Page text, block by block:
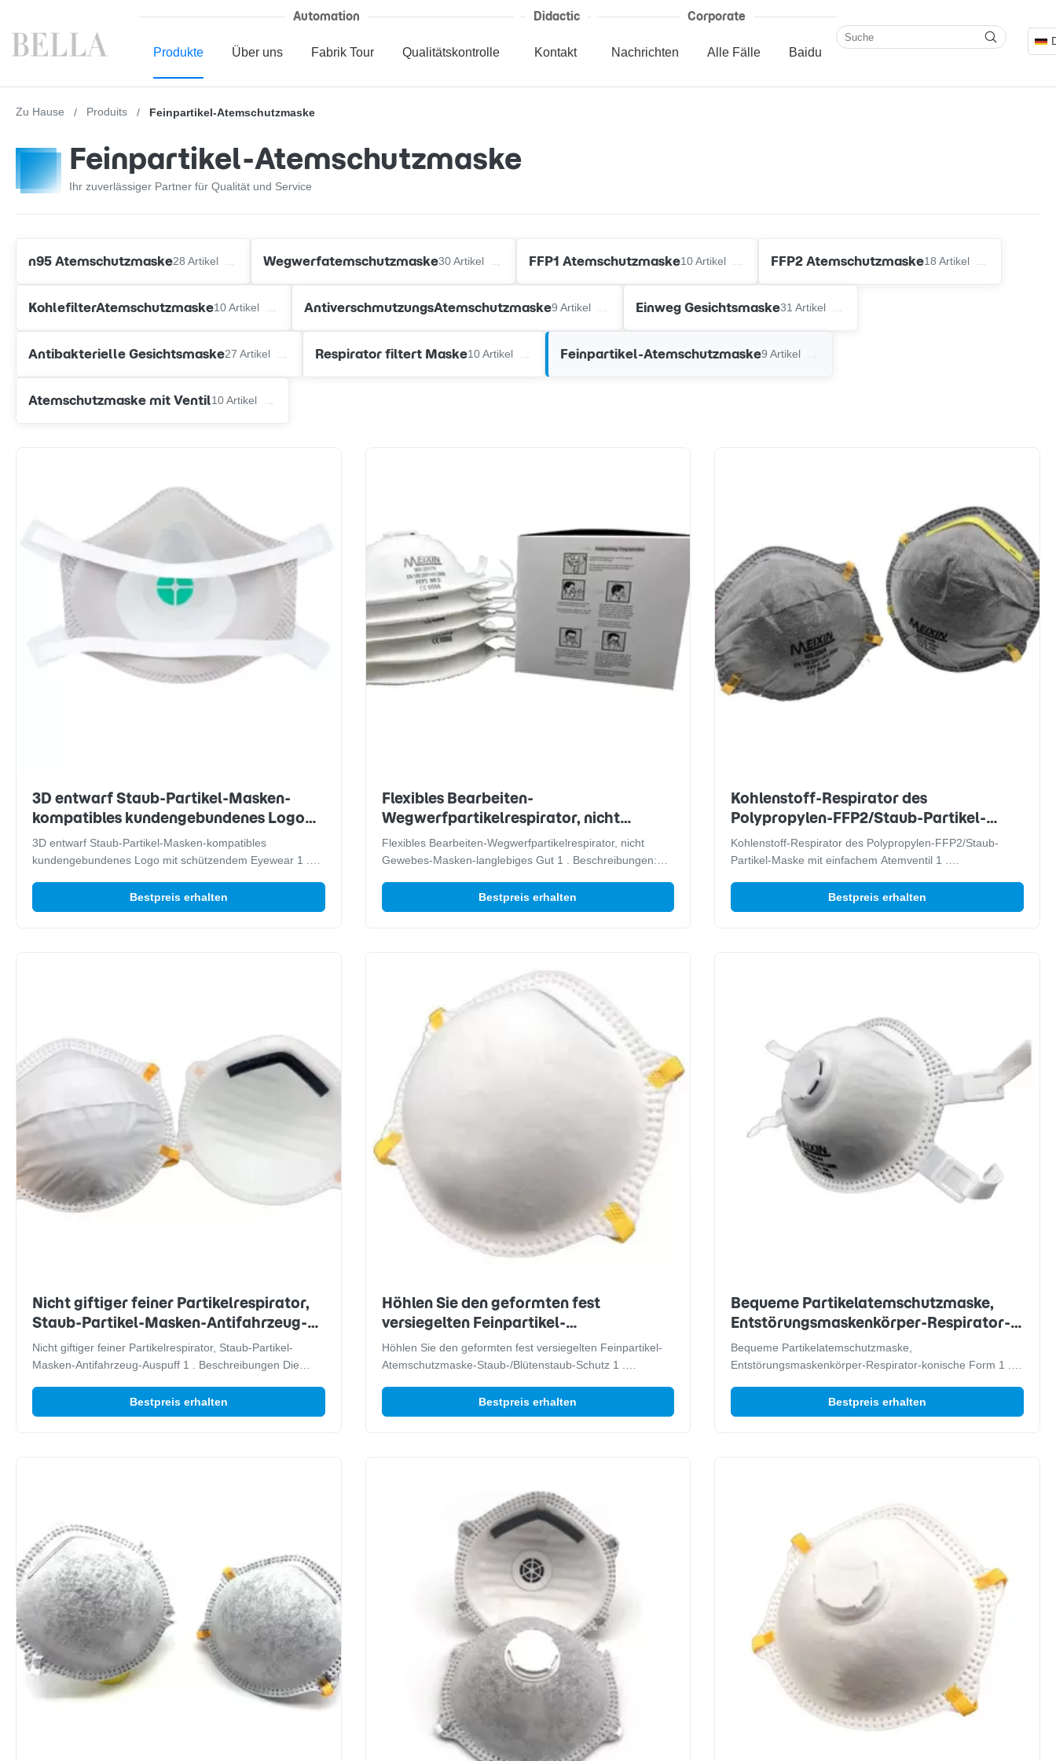
Automation
Produkte Über uns Fabrik Tour Qualitätskontrolle
Didactic
Kontakt
Corporate
Nachrichten Alle Fälle Baidu
Zu Hause Produits Feinpartikel-Atemschutzmaske
Feinpartikel-Atemschutzmaske
Ihr zuverlässiger Partner für Qualität und Service
n95 Atemschutzmaske28 Artikel Wegwerfatemschutzmaske30 Artikel FFP1 Atemschutzmaske10 Artikel FFP2 Atemschutzmaske18 Artikel
KohlefilterAtemschutzmaske10 Artikel AntiverschmutzungsAtemschutzmaske9 Artikel Einweg Gesichtsmaske31 Artikel
Antibakterielle Gesichtsmaske27 Artikel Respirator filtert Maske10 Artikel Feinpartikel-Atemschutzmaske9 Artikel
Atemschutzmaske mit Ventil10 Artikel
3D entwarf Staub-Partikel-Masken-
kompatibles kundengebundenes Logo
mit schützendem Eyewear
3D entwarf Staub-Partikel-Masken-kompatibles
kundengebundenes Logo mit schützendem Eyewear 1 .
Atemschutz gegen mäßige Niveaus der Geldstrafe
abwischt und Nebel. Sie stellt Komfort und Art ohne
Bestpreis erhalten
Flexibles Bearbeiten-
Wegwerfpartikelrespirator, nicht
Gewebes-Maskenlanglebiges gut
Flexibles Bearbeiten-Wegwerfpartikelrespirator, nicht
Gewebes-Masken-langlebiges Gut 1 . Beschreibungen:
bequemes u. sichert Dichtung. Riechen Sie justierbares
Nasenclip des Klipps einzeln für ausgezeichneten Sitz.
Bestpreis erhalten
Kohlenstoff-Respirator des
Polypropylen-FFP2/Staub-Partikel-
Maske mit einfachem Atemventil
Kohlenstoff-Respirator des Polypropylen-FFP2/Staub-
Partikel-Maske mit einfachem Atemventil 1 .
Aluminiumnasenclip macht das Tragen des sealless
Durchsickerns. Mit Latex-freiem elastischem Bügel weiche
Bestpreis erhalten
Nicht giftiger feiner Partikelrespirator,
Staub-Partikel-Masken-Antifahrzeug-
Auspuff
Nicht giftiger feiner Partikelrespirator, Staub-Partikel-
Masken-Antifahrzeug-Auspuff 1 . Beschreibungen Die
entworfen ist, um die Nase und den Mund in 360 Grad für
Entstörungsatemluft völlig zu bedecken, um bequemen
Bestpreis erhalten
Höhlen Sie den geformten fest
versiegelten Feinpartikel-
Atemschutzmaske-Staub-/Blütenstaub-
Schutz
Höhlen Sie den geformten fest versiegelten Feinpartikel-
Atemschutzmaske-Staub-/Blütenstaub-Schutz 1 .
macht die einfache Atmung filtert Bakterien und Virus
heraus u. entfernt das Schwebeteilchen Staub- und
Bestpreis erhalten
Bequeme Partikelatemschutzmaske,
Entstörungsmaskenkörper-Respirator-
konische Form
Bequeme Partikelatemschutzmaske,
Entstörungsmaskenkörper-Respirator-konische Form 1 .
freiem elastischem Bügel, weiche Nasenzwischenlage,
weicher und geeignet das Gesicht. Einfach-Atmungsventil
Bestpreis erhalten